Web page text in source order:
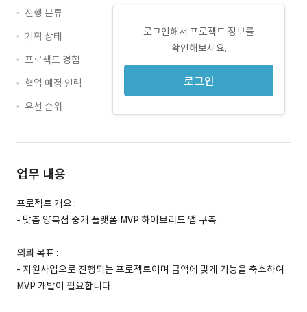
로그인해서 프로젝트 정보를
확인해보세요.
로그인
진행 분류
기획 상태
프로젝트 경험
협업 예정 인력
우선 순위
업무 내용
프로젝트 개요 :
- 맞춤 양복점 중개 플랫폼 MVP 하이브리드 앱 구축
의뢰 목표 :
- 지원사업으로 진행되는 프로젝트이며 금액에 맞게 기능을 축소하여
MVP 개발이 필요합니다.